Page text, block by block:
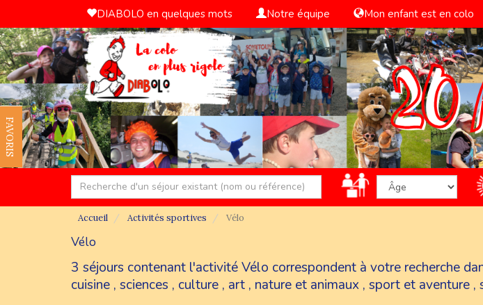
DIABOLO en quelques mots Notre équipe Mon enfant est en colo
FAVORIS
Accueil Activités sportives Vélo
Vélo
3 séjours contenant l'activité Vélo correspondent à votre recherche
cuisine , sciences , culture , art , nature et animaux , sport et aventure ,